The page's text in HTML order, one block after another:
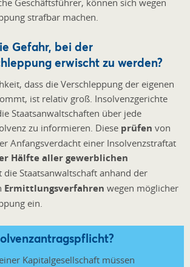
Geschäftsführer, können sich wegen
strafbar machen.
Gefahr, bei der
erwischt zu werden?
dass die Verschleppung der eigenen
ist relativ groß. Insolvenzgerichte
Staatsanwaltschaften über jede
zu informieren. Diese prüfen von
Anfangsverdacht einer Insolvenzstraftat
Hälfte aller gewerblichen
die Staatsanwaltschaft anhand der
Ermittlungsverfahren wegen möglicher
ein.
Kapitalgesellschaft müssen